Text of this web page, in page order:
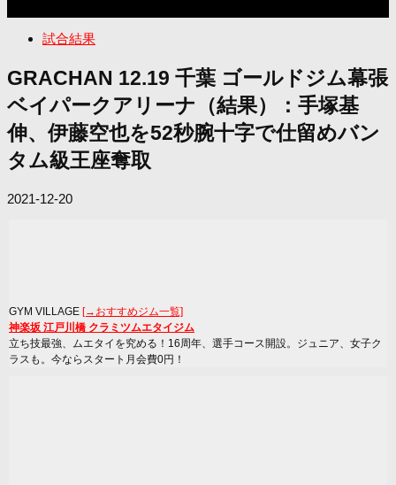
試合結果
GRACHAN 12.19 千葉 ゴールドジム幕張
ベイパークアリーナ（結果）：手塚基
伸、伊藤空也を52秒腕十字で仕留めバン
タム級王座奪取
2021-12-20
GYM VILLAGE [→おすすめジム一覧]
神楽坂 江戸川橋 クラミツムエタイジム
立ち技最強、ムエタイを究める！16周年、選手コース開設。ジュニア、女子ク
ラスも。今ならスタート月会費0円！